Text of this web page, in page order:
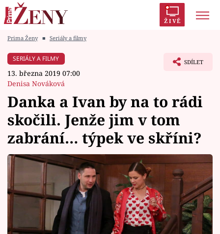
ŽIVĚ
Módní alarm
Témata
Celebrity
Vztahy
Seriály
Horoskopy
Prima Ženy ■ Seriály a filmy
SERIÁLY A FILMY
13. března 2019 07:00
Denisa Nováková
SDÍLET
Danka a Ivan by na to rádi
skočili. Jenže jim v tom
zabrání… týpek ve skříni?